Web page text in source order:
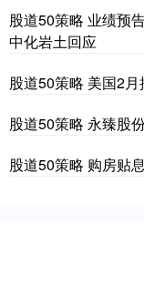
股道50策略 业绩预
中化岩土回应
股道50策略 美国2
股道50策略 永臻股
股道50策略 购房贴